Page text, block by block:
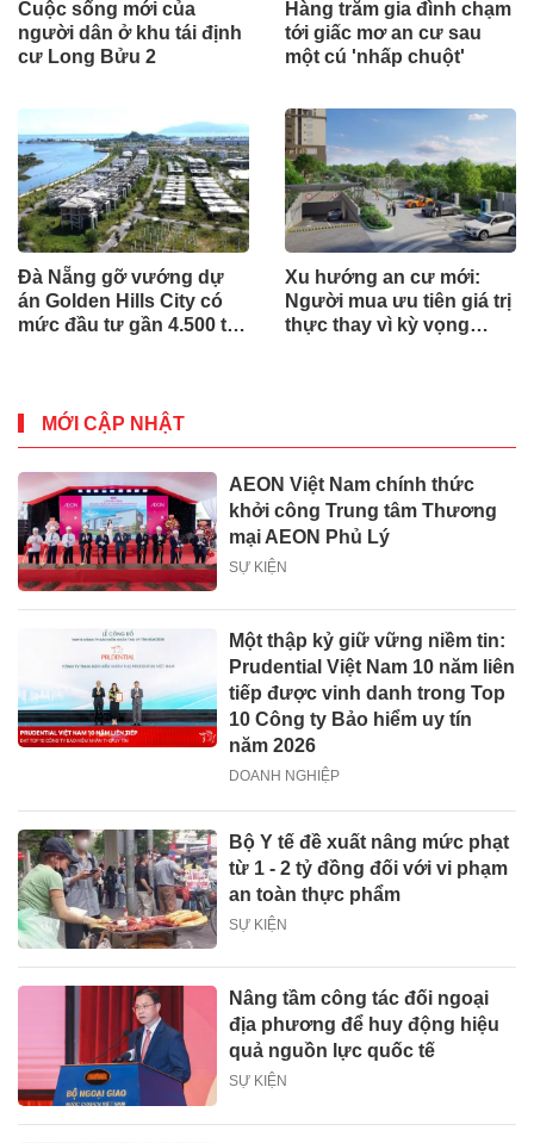
Cuộc sống mới của
người dân ở khu tái định
cư Long Bửu 2
Hàng trăm gia đình chạm
tới giấc mơ an cư sau
một cú 'nhấp chuột'
Đà Nẵng gỡ vướng dự
án Golden Hills City có
mức đầu tư gần 4.500 tỷ
Xu hướng an cư mới:
Người mua ưu tiên giá trị
thực thay vì kỳ vọng
MỚI CẬP NHẬT
AEON Việt Nam chính thức
khởi công Trung tâm Thương
mại AEON Phủ Lý
SỰ KIỆN
Một thập kỷ giữ vững niềm tin:
Prudential Việt Nam 10 năm liên
tiếp được vinh danh trong Top
10 Công ty Bảo hiểm uy tín
năm 2026
DOANH NGHIỆP
Bộ Y tế đề xuất nâng mức phạt
từ 1 - 2 tỷ đồng đối với vi phạm
an toàn thực phẩm
SỰ KIỆN
Nâng tầm công tác đối ngoại
địa phương để huy động hiệu
quả nguồn lực quốc tế
SỰ KIỆN